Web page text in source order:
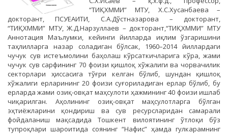
“ТИҚХММИ” МТУ, Х.С.Хусанбаева –
докторант, ПСУЕАИТИ, С.А.Дўстназарова – докторант,
“ТИҚХММИ” МТУ, Ж.Д.Нарзуллаев – докторант,“ТИҚХММИ” МТУ
Аннотация Маълумки, кейинги йилларда иқлим ўзгаришини
таҳлилларга назар соладиган бўлсак, 1960–2014 йиллардаги
чучук сув истеъмолини баҳолаш кўрсаткичларига кўра, жами
чучук сув сарфининг 70 фоизи қишлоқ хўжалиги ва чорвачилик
секторлари ҳиссасига тўғри келган бўлиб, шундан қишлоқ
хўжалиги ерларининг 20 фоизи суғориладиган ерлар бўлиб, бу
ерларда жами озиқ-овқат маҳсулоти ҳажмининг 40 фоизи ишлаб
чиқарилган. Аҳолининг озиқ-овқат маҳсулотларга бўлган
эҳтиёжларини қондириш ва сув ресурсларидан самарали
фойдаланиш мақсадида Тошкент вилоятининг ўтлоқи бўз
тупроқлари шароитида соянинг “Нафис” ҳамда гулкарамнинг